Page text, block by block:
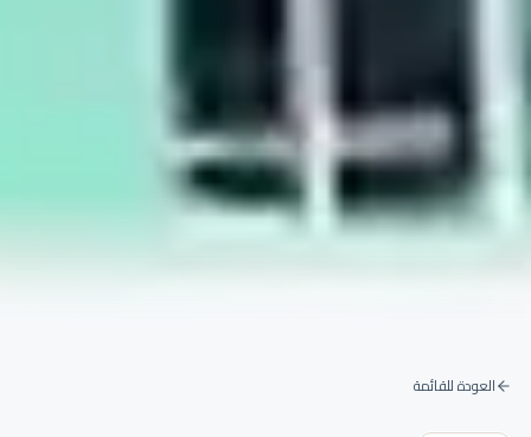
العودة للقائمة